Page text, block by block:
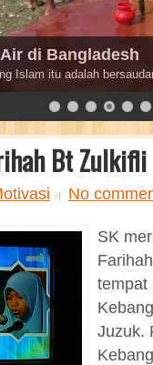
Bustanul Arifin
Bt Zulkifli
No
SK
tempat
Juzuk.